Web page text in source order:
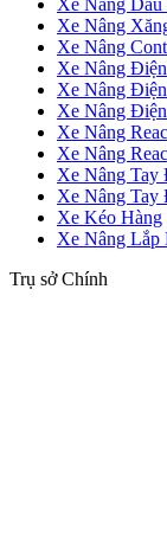
Xe Nâng Dầu
Xe Nâng
Xe Nâng
Xe Nâng
Xe Nâng
Xe Nâng
Xe Nâng
Xe Nâng
Xe Nâng Tay
Xe Nâng Tay
Xe Kéo Hàng
Xe Nâng Lắp
Trụ sở Chính